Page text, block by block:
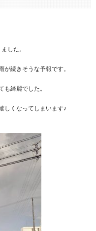
した。
続きそうな予報です。
綺麗でした。
しくなってしまいます♪